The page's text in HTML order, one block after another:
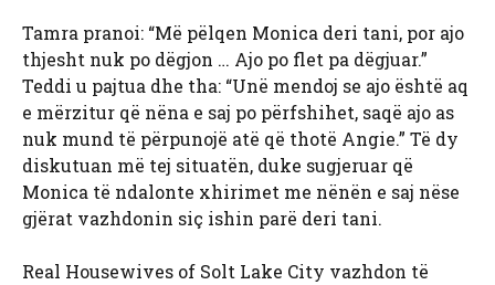
Tamra pranoi: “Më pëlqen Monica deri tani, por ajo
thjesht nuk po dëgjon … Ajo po flet pa dëgjuar.”
Teddi u pajtua dhe tha: “Unë mendoj se ajo është aq
e mërzitur që nëna e saj po përfshihet, saqë ajo as
nuk mund të përpunojë atë që thotë Angie.” Të dy
diskutuan më tej situatën, duke sugjeruar që
Monica të ndalonte xhirimet me nënën e saj nëse
gjërat vazhdonin siç ishin parë deri tani.
Real Housewives of Solt Lake City vazhdon të